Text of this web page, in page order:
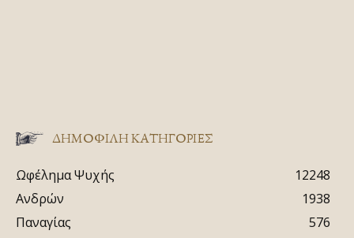
ΔΗΜΟΦΙΛΗ ΚΑΤΗΓΟΡΙΕΣ
Ωφέλημα Ψυχής
12248
Ανδρών
1938
Παναγίας
576